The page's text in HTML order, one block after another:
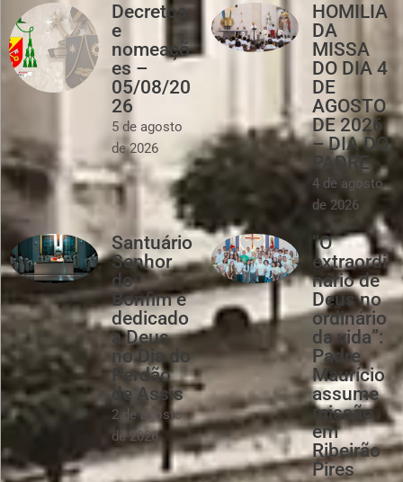
Decretos
e
nomeaçõ
es –
05/08/20
26
5 de agosto
de 2026
HOMILIA
DA
MISSA
DO DIA 4
DE
AGOSTO
DE 2026
– DIA DO
PADRE
4 de agosto
de 2026
Santuário
Senhor
do
Bonfim é
dedicado
a Deus
no Dia do
Perdão
de Assis
2 de agosto
de 2026
“O
extraordi
nário de
Deus no
ordinário
da vida”:
Padre
Maurício
assume
missão
em
Ribeirão
Pires